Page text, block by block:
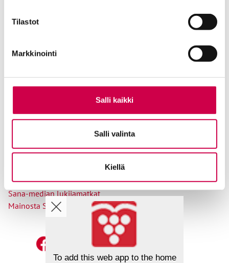
Tilastot
Markkinointi
Salli kaikki
Salli valinta
Kiellä
Tilausehdot
Osoitteenmuutokset
Ole meihin yhteydessä
Lähetä juttuvinkki
Suosittele Sanaa
Sana-median lukijamatkat
Mainosta Sana-mediassa
To add this web app to the home